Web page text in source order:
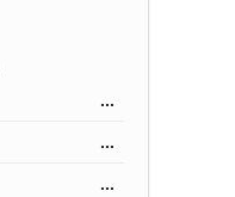
...
...
...